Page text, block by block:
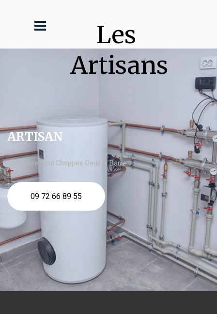
Les
Artisans
ARTISAN
chaudière fioul Chappee Deuil la Barre
09 72 66 89 55